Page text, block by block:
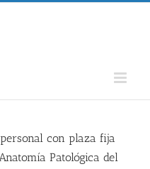
con plaza fija
Patológica del